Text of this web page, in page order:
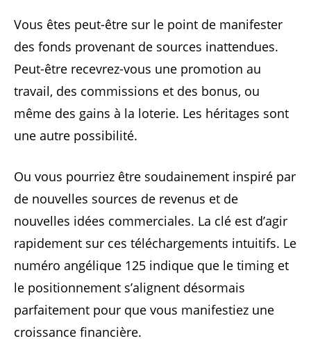
Vous êtes peut-être sur le point de manifester
des fonds provenant de sources inattendues.
Peut-être recevrez-vous une promotion au
travail, des commissions et des bonus, ou
même des gains à la loterie. Les héritages sont
une autre possibilité.
Ou vous pourriez être soudainement inspiré par
de nouvelles sources de revenus et de
nouvelles idées commerciales. La clé est d’agir
rapidement sur ces téléchargements intuitifs. Le
numéro angélique 125 indique que le timing et
le positionnement s’alignent désormais
parfaitement pour que vous manifestiez une
croissance financière.